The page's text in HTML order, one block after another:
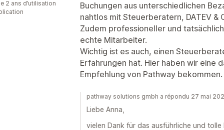
Buchungen aus unterschiedlichen
nahtlos mit Steuerberatern, DATEV &
Zudem professioneller und
echte Mitarbeiter.
Wichtig ist es auch, einen
Erfahrungen hat. Hier haben wir eine
Empfehlung von Pathway bekommen.
2 ans d’utilisation
pathway solutions gmbh a répondu 27 mai
Liebe Anna,
vielen Dank für das ausführliche und tolle